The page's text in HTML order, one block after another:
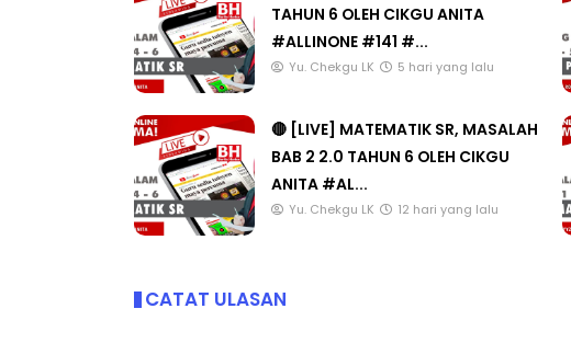
TAHUN 6 OLEH CIKGU ANITA
#ALLINONE #141 #...
Yu. Chekgu LK 5 hari yang lalu
🔴 [LIVE] MATEMATIK SR, MASALAH
BAB 2 2.0 TAHUN 6 OLEH CIKGU
ANITA #AL...
Yu. Chekgu LK 12 hari yang lalu
CATAT ULASAN